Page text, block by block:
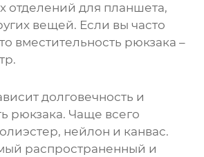
отделений для планшета,
вещей. Если вы часто
вместительность рюкзака –
долговечность и
рюкзака. Чаще всего
нейлон и канвас.
распространенный и